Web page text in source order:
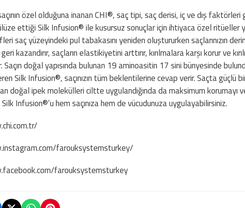
özel olduğuna inanan CHI®, saç tipi, saç derisi, iç ve dış faktörleri
ettiği Silk Infusion® ile kusursuz sonuçlar için ihtiyaca özel ritüeller
saç yüzeyindeki pul tabakasını yeniden oluştururken saçlarınızın
kazandırır, saçların elastikiyetini arttırır, kırılmalara karşı korur ve
Saçın doğal yapısında bulunan 19 aminoasitin 17 sini bünyesinde
Silk Infusion®, saçınızın tüm beklentilerine cevap verir. Saçta güçlü
doğal ipek molekülleri ciltte uygulandığında da maksimum korumayı
Infusion®’u hem saçınıza hem de vücudunuza uygulayabilirsiniz.
farouksystemsturkey/
farouksystemsturkey